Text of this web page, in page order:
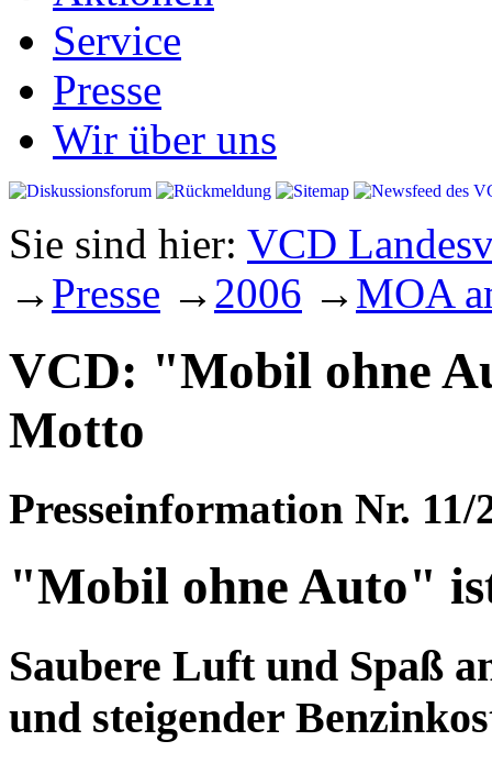
Service
Presse
Wir über uns
Sie sind hier: VCD
→ Presse → 2006 → MOA
VCD: "Mobil ohne
Motto
Presseinformation Nr.
"Mobil ohne Auto"
Saubere Luft und Spaß
und steigender